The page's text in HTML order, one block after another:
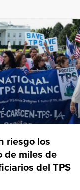
riesgo los
de miles de
del TPS